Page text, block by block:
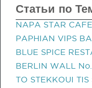
Статьи по
NAPA STAR
PAPHIAN VIPS
BLUE SPICE
BERLIN WALL
TO STEKKOUI TIS